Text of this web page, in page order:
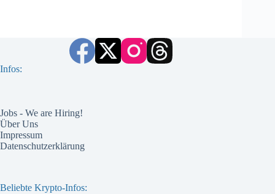
Infos:
Jobs - We are Hiring!
Über Uns
Impressum
Datenschutzerklärung
Beliebte Krypto-Infos: